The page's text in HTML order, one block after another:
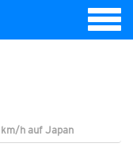
h auf Japan